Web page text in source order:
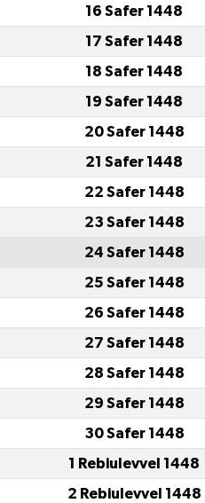
16 Safer 1448
17 Safer 1448
18 Safer 1448
19 Safer 1448
20 Safer 1448
21 Safer 1448
22 Safer 1448
23 Safer 1448
24 Safer 1448
25 Safer 1448
26 Safer 1448
27 Safer 1448
28 Safer 1448
29 Safer 1448
30 Safer 1448
1 Rebiulevvel 1448
2 Rebiulevvel 1448